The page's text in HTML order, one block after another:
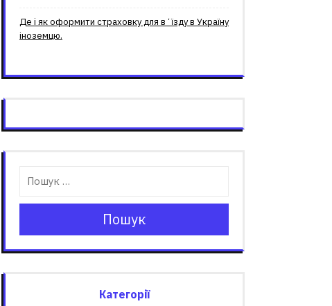
Де і як оформити страховку для вʼїзду в Україну
іноземцю.
Пошук
Категорії